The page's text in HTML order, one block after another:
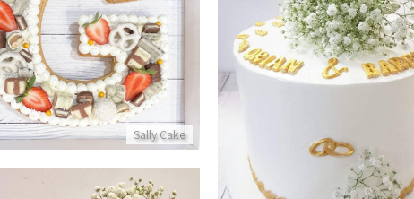
עוגת חתונה
Sally Cake
עוגת אותיות מבצק פריך עם קרם
פרטים